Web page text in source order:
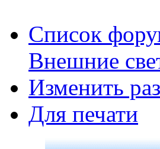
Список
Внешние
Изменить
Для печати